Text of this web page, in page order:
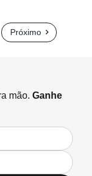
Próximo
mão. Ganhe